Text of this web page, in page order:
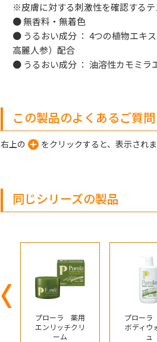
※皮膚に対する刺激性を確認するテ
● 無香料・無着色
● うるおい成分 ： 4つの植物エキ
高麗人参）配合
● うるおい成分 ： 油溶性カモミラ
この製品のよくあるご質問
右上の をクリックすると、表示されま
同じシリーズの製品
Previous
プローラ 薬用
エンリッチクリ
ーム
プロー
ボディウ
ュ